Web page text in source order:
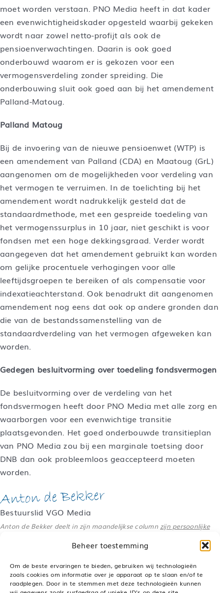
Beheer toestemming
Om de beste ervaringen te bieden, gebruiken wij technologieën
zoals cookies om informatie over je apparaat op te slaan en/of te
raadplegen. Door in te stemmen met deze technologieën kunnen
moet worden verstaan. PNO Media heeft in dat kader
een evenwichtigheidskader opgesteld waarbij gekeken
wordt naar zowel netto-profijt als ook de
pensioenverwachtingen. Daarin is ook goed
onderbouwd waarom er is gekozen voor een
vermogensverdeling zonder spreiding. Die
onderbouwing sluit ook goed aan bij het amendement
Palland-Matoug.
Palland Matoug
Bij de invoering van de nieuwe pensioenwet (WTP) is
een amendement van Palland (CDA) en Maatoug (GrL)
aangenomen om de mogelijkheden voor verdeling van
het vermogen te verruimen. In de toelichting bij het
amendement wordt nadrukkelijk gesteld dat de
standaardmethode, met een gespreide toedeling van
het vermogenssurplus in 10 jaar, niet geschikt is voor
fondsen met een hoge dekkingsgraad. Verder wordt
aangegeven dat het amendement gebruikt kan worden
om gelijke procentuele verhogingen voor alle
leeftijdsgroepen te bereiken of als compensatie voor
indexatieachterstand. Ook benadrukt dit aangenomen
amendement nog eens dat ook op andere gronden dan
die van de bestandssamenstelling van de
standaardverdeling van het vermogen afgeweken kan
worden.
Gedegen besluitvorming over toedeling fondsvermogen
De besluitvorming over de verdeling van het
fondsvermogen heeft door PNO Media met alle zorg en
waarborgen voor een evenwichtige transitie
plaatsgevonden. Het goed onderbouwde transitieplan
van PNO Media zou bij een marginale toetsing door
DNB dan ook probleemloos geaccepteerd moeten
worden.
Bestuurslid VGO Media
Anton de Bekker deelt in zijn maandelijkse column zijn persoonlijke
Deel dit bericht, kies je platform!